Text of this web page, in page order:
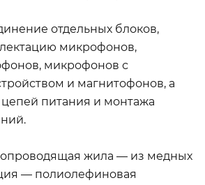
отдельных блоков,
микрофонов,
микрофонов с
и магнитофонов, а
цепей питания и монтажа
жила — из медных
— полиолефиновая